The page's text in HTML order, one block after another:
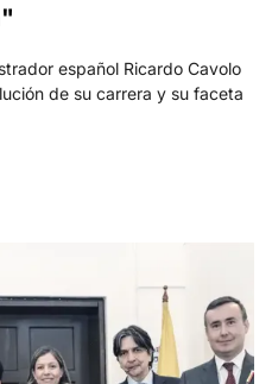
español Ricardo Cavolo
de su carrera y su faceta